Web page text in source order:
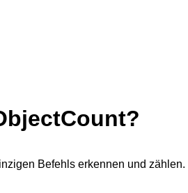
Befehls erkennen und zählen.